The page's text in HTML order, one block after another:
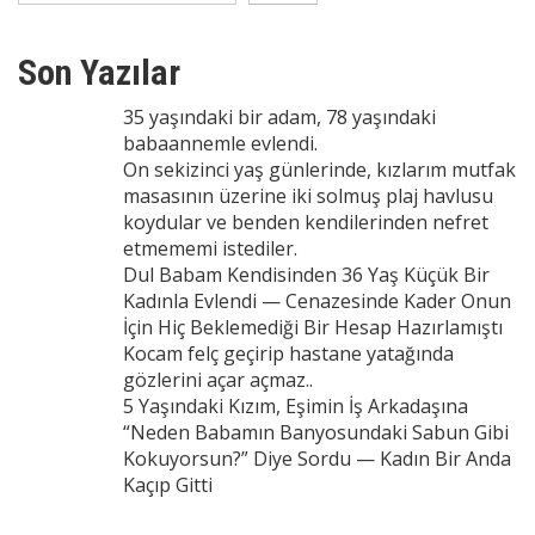
Son Yazılar
35 yaşındaki bir adam, 78 yaşındaki
babaannemle evlendi.
On sekizinci yaş günlerinde, kızlarım mutfak
masasının üzerine iki solmuş plaj havlusu
koydular ve benden kendilerinden nefret
etmememi istediler.
Dul Babam Kendisinden 36 Yaş Küçük Bir
Kadınla Evlendi — Cenazesinde Kader Onun
İçin Hiç Beklemediği Bir Hesap Hazırlamıştı
Kocam felç geçirip hastane yatağında
gözlerini açar açmaz..
5 Yaşındaki Kızım, Eşimin İş Arkadaşına
“Neden Babamın Banyosundaki Sabun Gibi
Kokuyorsun?” Diye Sordu — Kadın Bir Anda
Kaçıp Gitti